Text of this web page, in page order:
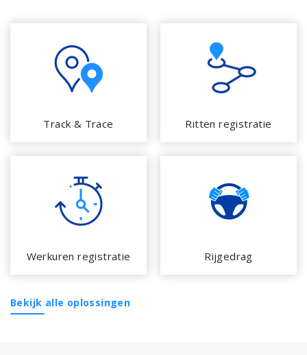
Track & Trace Ritten registratie
Werkuren registratie Rijgedrag
Bekijk alle oplossingen